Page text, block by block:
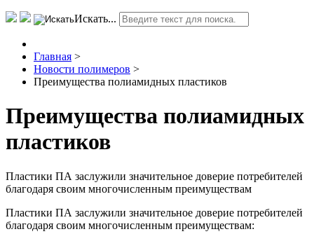
Искать...
Главная >
Новости полимеров >
Преимущества полиамидных пластиков
Преимущества полиамидных
пластиков
Пластики ПА заслужили значительное доверие потребителей
благодаря своим многочисленным преимуществам
Пластики ПА заслужили значительное доверие потребителей
благодаря своим многочисленным преимуществам: